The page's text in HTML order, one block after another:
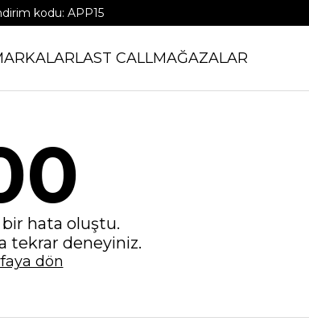
kodu: APP15
LAST CALLMAĞAZALAR
hata oluştu.
tekrar deneyiniz.
dön